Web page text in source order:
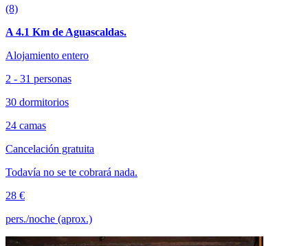
(8)
A 4.1 Km de Aguascaldas.
Alojamiento entero
2 - 31 personas
30 dormitorios
24 camas
Cancelación gratuita
Todavía no se te cobrará nada.
28 €
pers./noche (aprox.)